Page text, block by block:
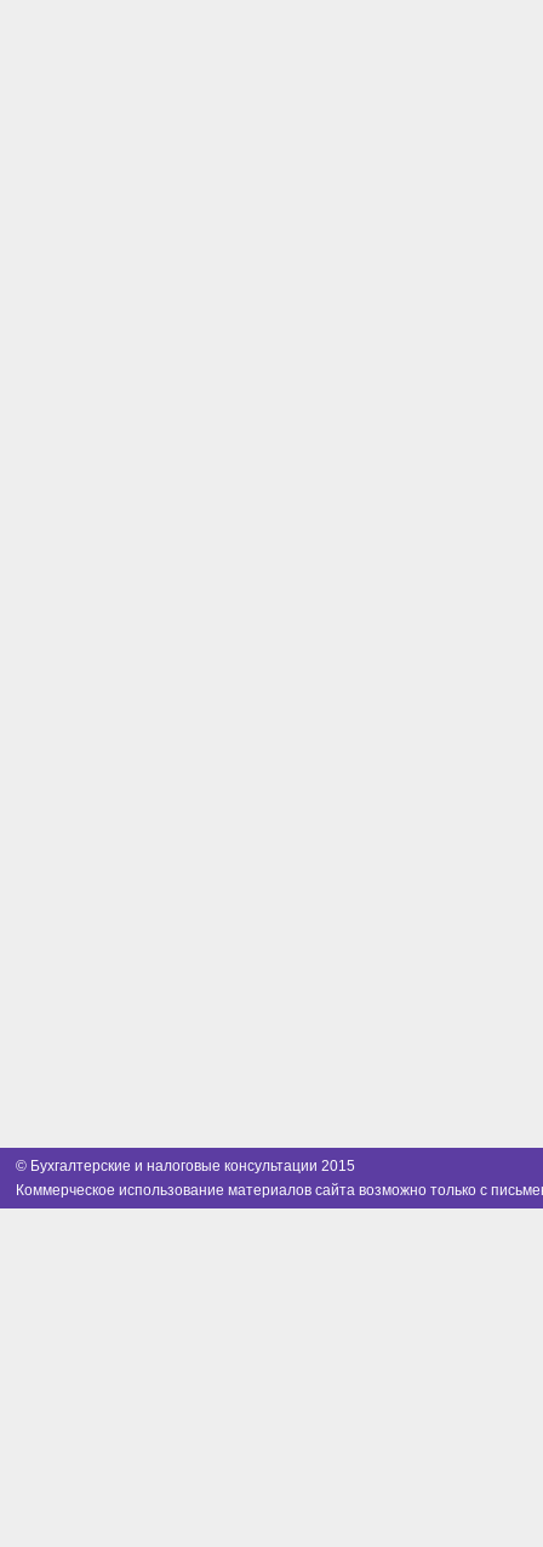
© Бухгалтерские и налоговые консультации 2015
Коммерческое использование материалов сайта возможно только с